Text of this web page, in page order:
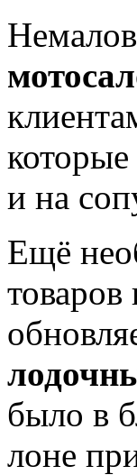
и на
Ещё
товаров
было в
лоне